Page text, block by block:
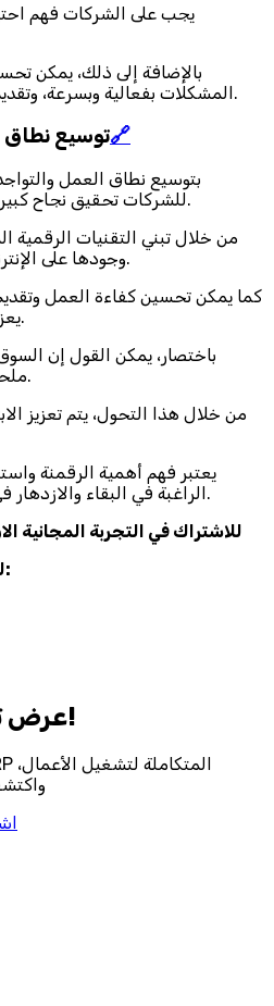
يجب على الشركات فهم
بالإضافة إلى ذلك، يمكن
المشكلات بفعالية وبسرعة، وتقديم تجارب شراء سلسة ومريحة.
توسيع نطاق🔗
بتوسيع نطاق العمل
للشركات تحقيق نجاح كبير في السوق المحلي والعالمي.
من خلال تبني التقنيات الرقمية
وجودها على الإنترنت والوصول إلى جمهور أوسع.
كما يمكن تحسين كفاءة العمل
يعزز مكانتها وربحيتها في السوق.
باختصار، يمكن القول إن
ملحوظاً يؤثر على جميع القطاعات.
من خلال هذا التحول، يتم تعزيز
يعتبر فهم أهمية الرقمنة
الراغبة في البقاء والازدهار في سوق متطور مثل السعودية.
للاشتراك في التجربة المجانية
لمعرفة المزيد من التفاصيل:
احجز‎ عرض توضيحي الآن!
معتمد